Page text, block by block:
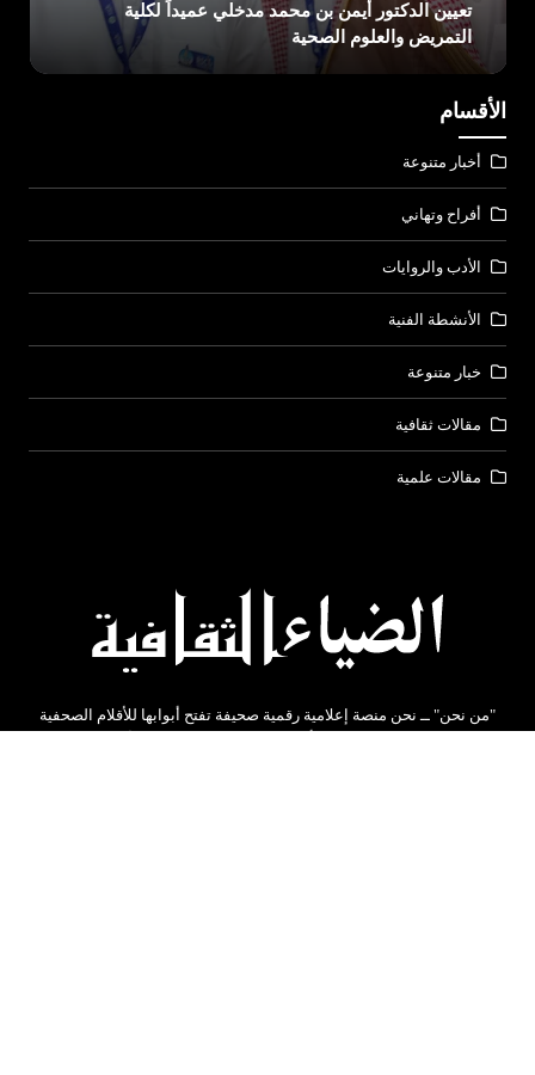
26 يوليو 2026
الدكتورة نجلاء التويجري رئيسة لجامعة الأميرة نورة
الأقسام
أخبار متنوعة
أفراح وتهاني
الأدب والروايات
الأنشطة الفنية
خبار متنوعة
مقالات ثقافية
مقالات علمية
"من نحن" ــ نحن منصة إعلامية رقمية صحيفة تفتح أبوابها للأقلام الصحفية